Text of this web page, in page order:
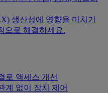
생산성에 영향을 미치기
으로 해결하세요.
로 액세스 개선
계 없이 장치 제어